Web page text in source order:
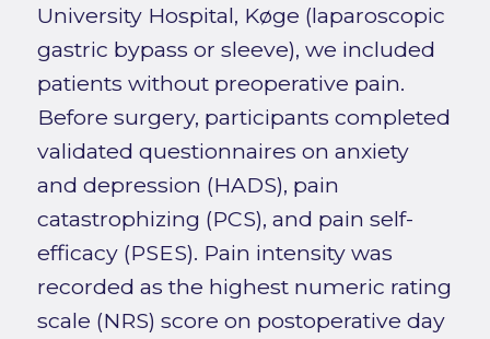
University Hospital, Køge (laparoscopic
gastric bypass or sleeve), we included
patients without preoperative pain.
Before surgery, participants completed
validated questionnaires on anxiety
and depression (HADS), pain
catastrophizing (PCS), and pain self-
efficacy (PSES). Pain intensity was
recorded as the highest numeric rating
scale (NRS) score on postoperative day